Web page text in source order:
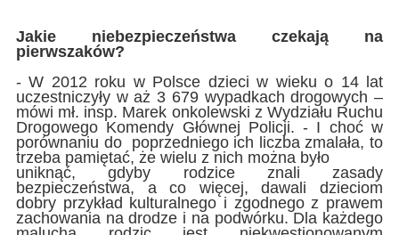
Jakie niebezpieczeństwa czekają na
pierwszaków?
- W 2012 roku w Polsce dzieci w wieku o 14 lat
uczestniczyły w aż 3 679 wypadkach drogowych –
mówi mł. insp. Marek onkolewski z Wydziału Ruchu
Drogowego Komendy Głównej Policji. - I choć w
porównaniu do poprzedniego ich liczba zmalała, to
trzeba pamiętać, że wielu z nich można było
uniknąć, gdyby rodzice znali zasady
bezpieczeństwa, a co więcej, dawali dzieciom
dobry przykład kulturalnego i zgodnego z prawem
zachowania na drodze i na podwórku. Dla każdego